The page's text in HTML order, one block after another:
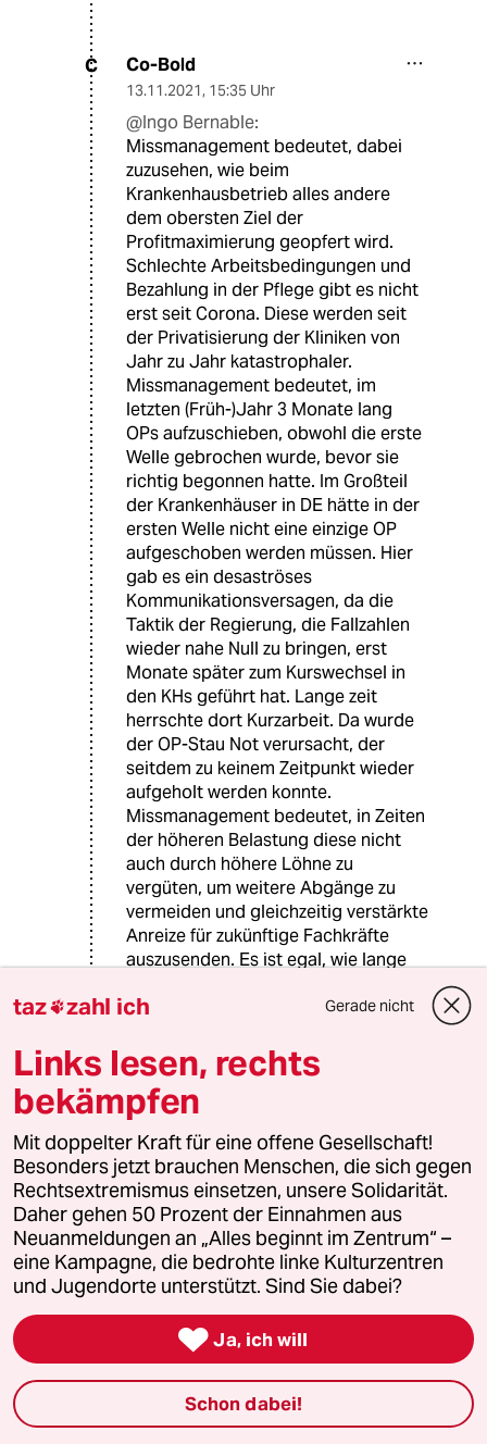
C Co-Bold
13.11.2021, 15:35 Uhr
@Ingo Bernable:
Missmanagement bedeutet, dabei
zuzusehen, wie beim
Krankenhausbetrieb alles andere
dem obersten Ziel der
Profitmaximierung geopfert wird.
Schlechte Arbeitsbedingungen und
Bezahlung in der Pflege gibt es nicht
erst seit Corona. Diese werden seit
der Privatisierung der Kliniken von
Jahr zu Jahr katastrophaler.
Missmanagement bedeutet, im
letzten (Früh-)Jahr 3 Monate lang
OPs aufzuschieben, obwohl die erste
Welle gebrochen wurde, bevor sie
richtig begonnen hatte. Im Großteil
der Krankenhäuser in DE hätte in der
ersten Welle nicht eine einzige OP
aufgeschoben werden müssen. Hier
gab es ein desaströses
Kommunikationsversagen, da die
Taktik der Regierung, die Fallzahlen
wieder nahe Null zu bringen, erst
Monate später zum Kurswechsel in
den KHs geführt hat. Lange zeit
herrschte dort Kurzarbeit. Da wurde
der OP-Stau Not verursacht, der
seitdem zu keinem Zeitpunkt wieder
aufgeholt werden konnte.
Missmanagement bedeutet, in Zeiten
der höheren Belastung diese nicht
auch durch höhere Löhne zu
vergüten, um weitere Abgänge zu
vermeiden und gleichzeitig verstärkte
Anreize für zukünftige Fachkräfte
auszusenden. Es ist egal, wie lange
wird dauerhaft prekär bleiben, wenn
Corona endemisch wird und dann -
wie alle hoffen - keine merkliche
Belastung mehr für die Kliniken
darstellt, wird in den Kliniken nicht
automatisch wieder alles gut. Der
Exodus wird weitergehen, so lange
die Bedingungen sich nicht
grundsätzlich ändern.
13.11.2021, 13:27 Uhr
@Faxen Dicke:
"Pandemie und Publizistik":
www.nd-aktuell.de/...d-publizistik.html
taz zahl ich Gerade nicht
Links lesen, rechts
bekämpfen
Mit doppelter Kraft für eine offene Gesellschaft!
Besonders jetzt brauchen Menschen, die sich gegen
Rechtsextremismus einsetzen, unsere Solidarität.
Daher gehen 50 Prozent der Einnahmen aus
Neuanmeldungen an „Alles beginnt im Zentrum“ –
eine Kampagne, die bedrohte linke Kulturzentren
und Jugendorte unterstützt. Sind Sie dabei?
 Ja, ich will
Schon dabei!